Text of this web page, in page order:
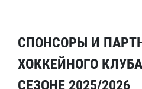
СПОНСОРЫ И
ХОККЕЙНОГО
СЕЗОНЕ 2025/2026